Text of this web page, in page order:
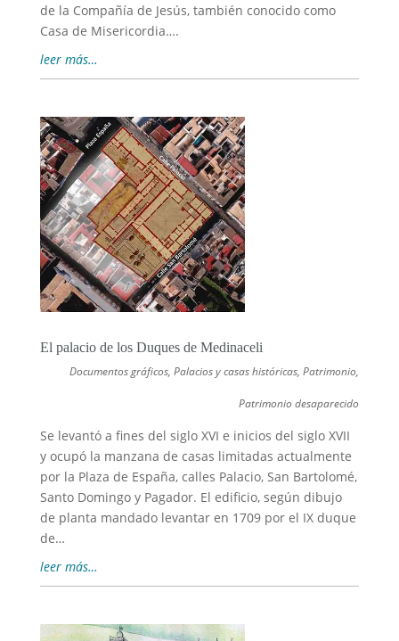
de la Compañía de Jesús, también conocido como
Casa de Misericordia….
leer más…
El palacio de los Duques de Medinaceli
Documentos gráficos,Palacios y casas históricas,Patrimonio,
Patrimonio desaparecido
Se levantó a fines del siglo XVI e inicios del siglo XVII
y ocupó la manzana de casas limitadas actualmente
por la Plaza de España, calles Palacio, San Bartolomé,
Santo Domingo y Pagador. El edificio, según dibujo
de planta mandado levantar en 1709 por el IX duque
de…
leer más…